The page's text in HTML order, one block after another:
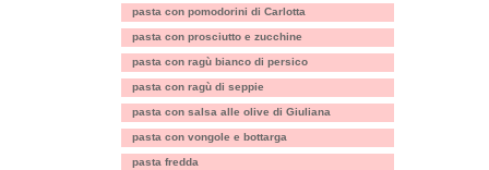
pasta con pomodorini di Carlotta
pasta con prosciutto e zucchine
pasta con ragù bianco di persico
pasta con ragù di seppie
pasta con salsa alle olive di Giuliana
pasta con vongole e bottarga
pasta fredda